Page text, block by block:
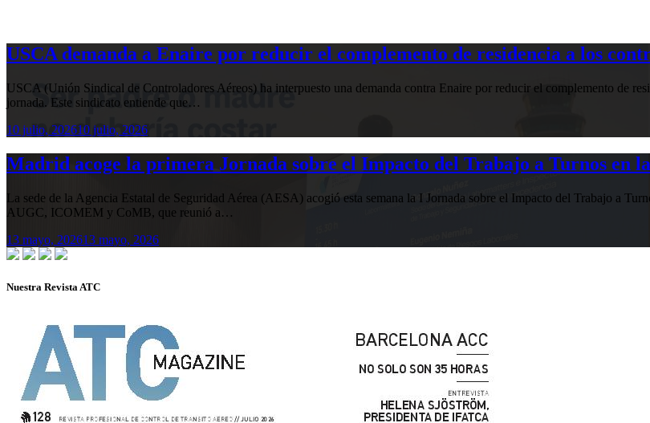
USCA demanda a Enaire por reducir el complemento de residencia a los
USCA (Unión Sindical de Controladores Aéreos) ha interpuesto una demanda contra Enaire por reducir el complemento de
jornada. Este sindicato entiende que…
10 julio, 202610 julio, 2026
Madrid acoge la primera Jornada sobre el Impacto del Trabajo a Turnos en
La sede de la Agencia Estatal de Seguridad Aérea (AESA) acogió esta semana la I Jornada sobre el Impacto del Trabajo a
AUGC, ICOMEM y CoMB, que reunió a…
13 mayo, 202613 mayo, 2026
Nuestra Revista ATC